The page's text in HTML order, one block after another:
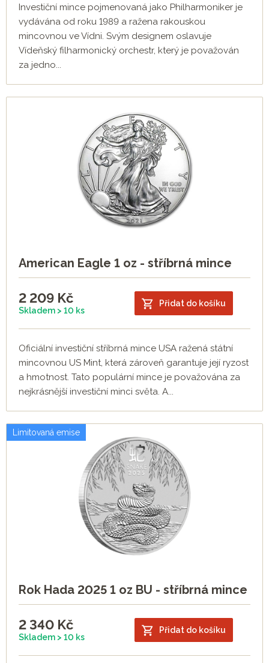
Investiční mince pojmenovaná jako Philharmoniker je
vydávána od roku 1989 a ražena rakouskou
mincovnou ve Vídni. Svým designem oslavuje
Vídeňský filharmonický orchestr, který je považován
za jedno...
American Eagle 1 oz - stříbrná mince
2 209 Kč
Skladem > 10 ks
Přidat do košíku
Oficiální investiční stříbrná mince USA ražená státní
mincovnou US Mint, která zároveň garantuje její ryzost
a hmotnost. Tato populární mince je považována za
nejkrásnější investiční minci světa. A...
Limitovaná emise
Rok Hada 2025 1 oz BU - stříbrná mince
2 340 Kč
Skladem > 10 ks
Přidat do košíku